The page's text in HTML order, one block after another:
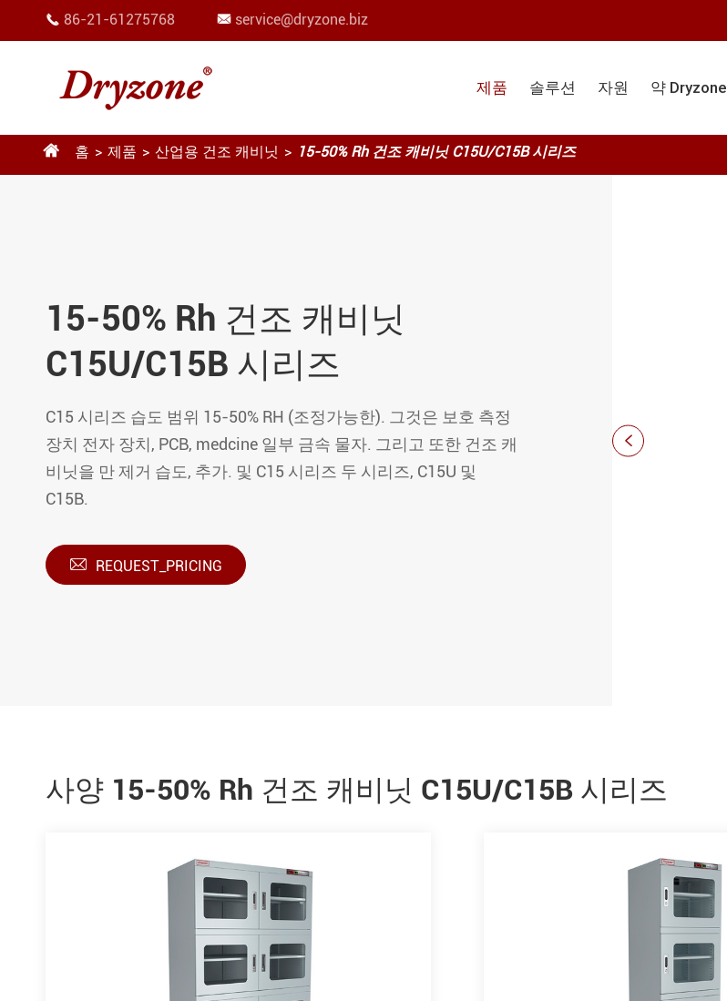
 86-21-61275768  service@dryzone.biz
제품 솔루션 자원 약 Dryzone
 홈 제품 산업용 건조 캐비닛 15-50% Rh 건조 캐비닛 C15U/C15B 시리즈
15-50% Rh 건조 캐비닛
C15U/C15B 시리즈
C15 시리즈 습도 범위 15-50% RH (조정가능한). 그것은 보호 측정
장치 전자 장치, PCB, medcine 일부 금속 물자. 그리고 또한 건조 캐
비닛을 만 제거 습도, 추가. 및 C15 시리즈 두 시리즈, C15U 및
C15B.
 REQUEST_PRICING

사양 15-50% Rh 건조 캐비닛 C15U/C15B 시리즈